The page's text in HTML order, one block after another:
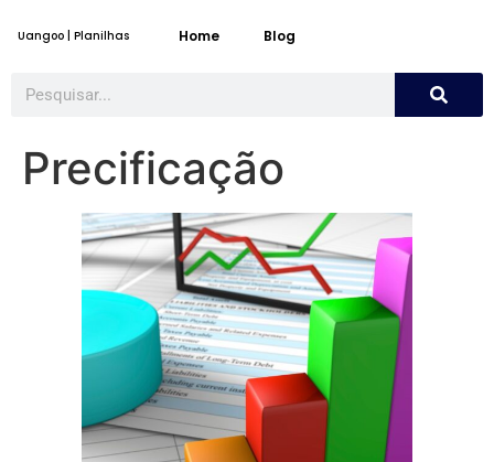
Uangoo | Planilhas Home Blog
Precificação